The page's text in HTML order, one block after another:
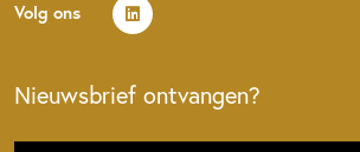
Volg ons
Nieuwsbrief ontvangen?